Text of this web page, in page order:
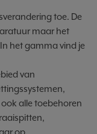
toe. De
maar het
het gamma vind je
van
alle toebehoren
op.